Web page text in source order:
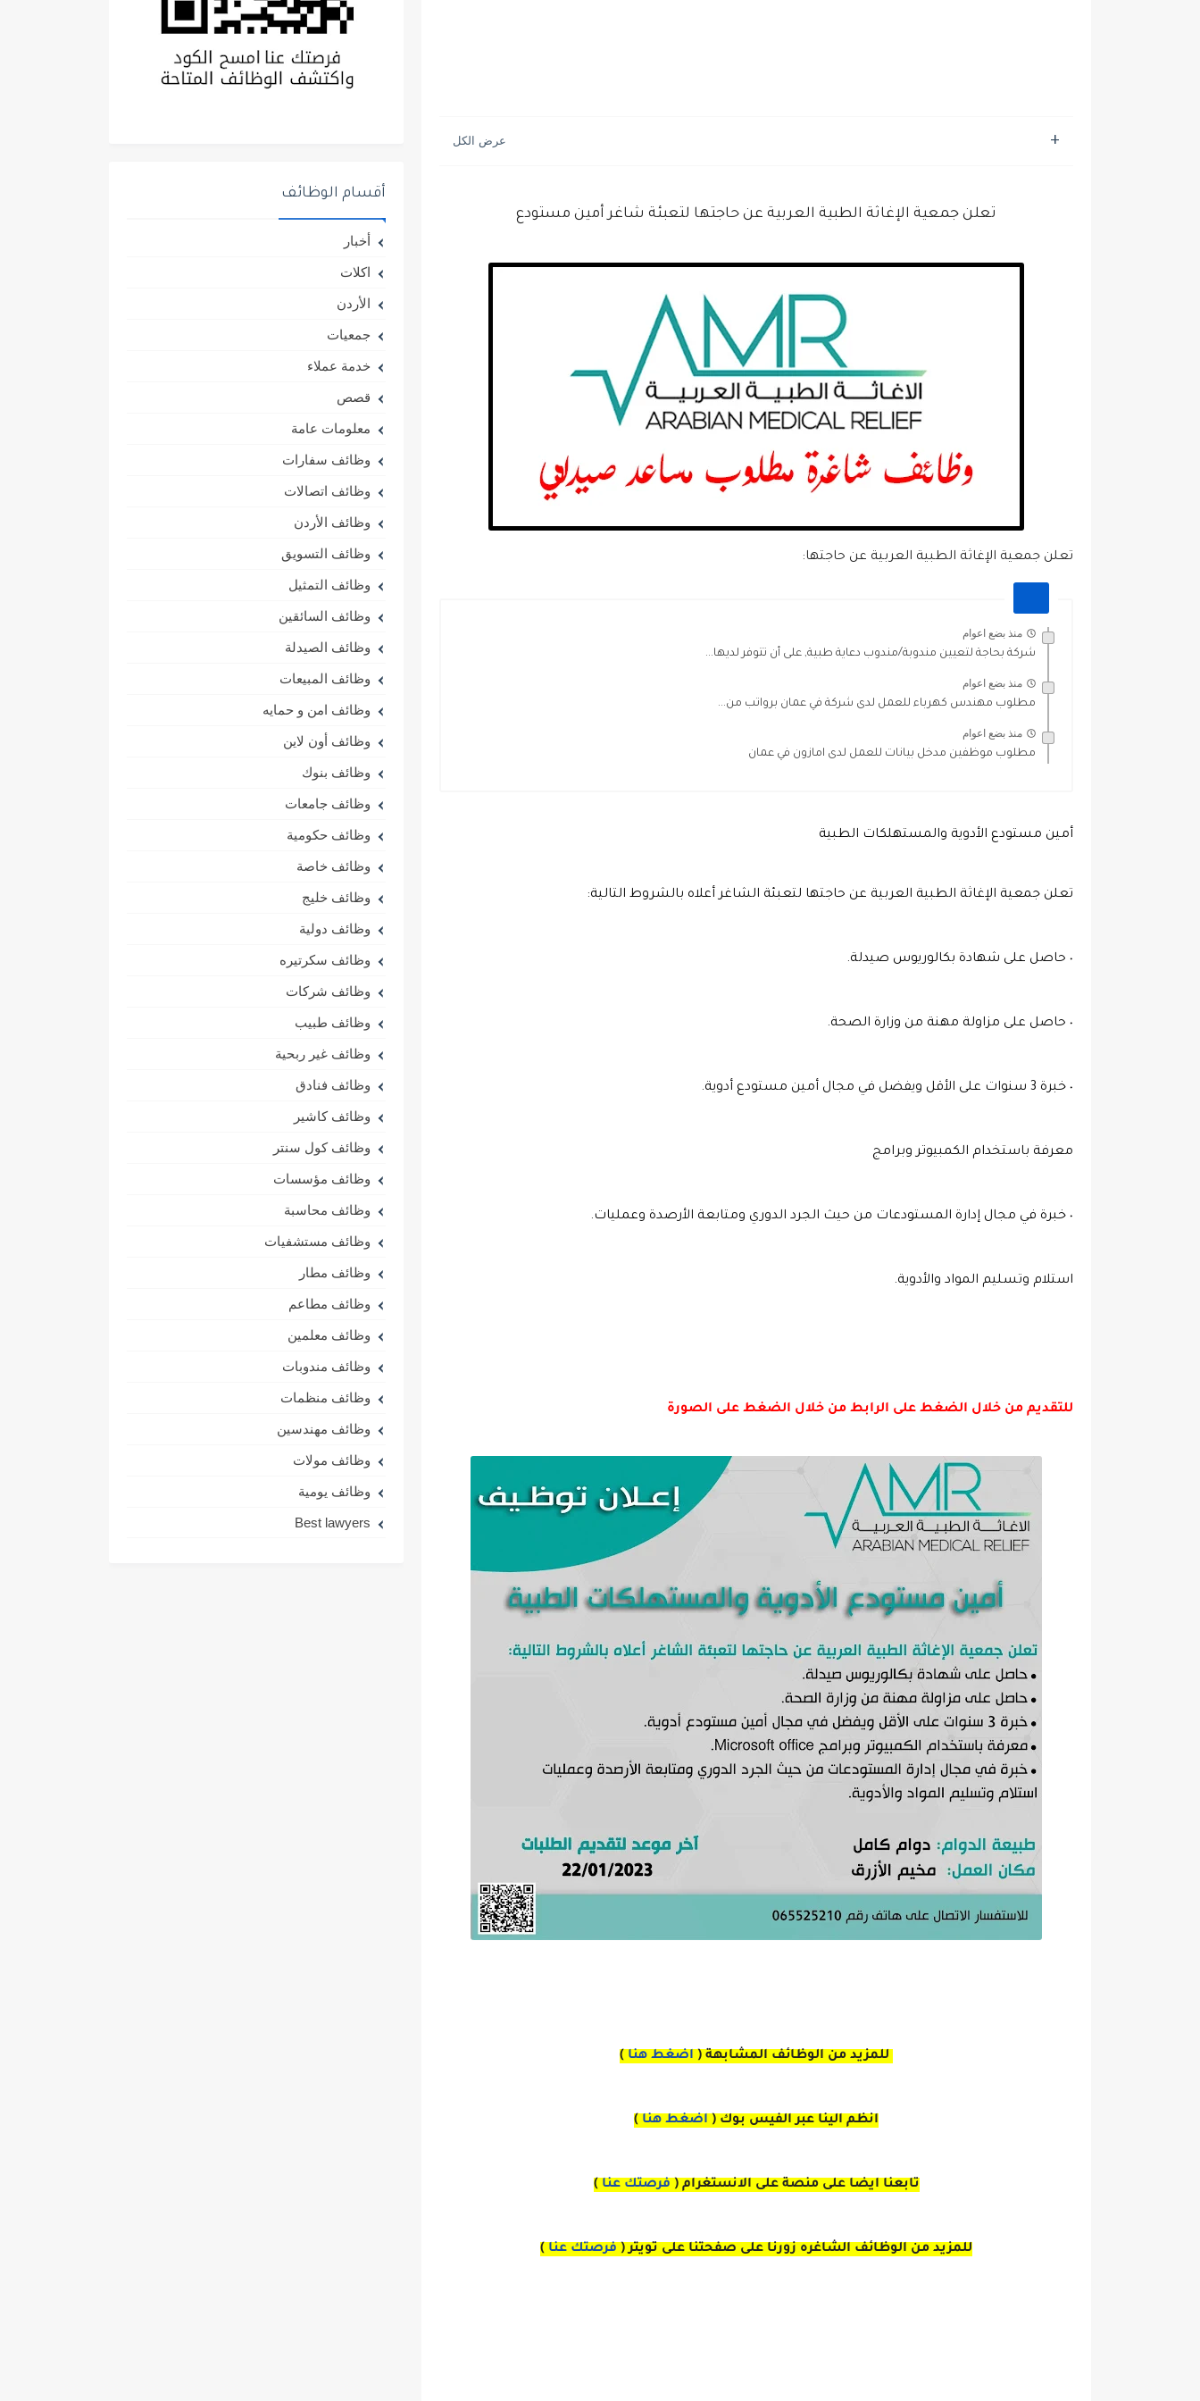
تعلن جمعية الإغاثة الطبية العربية عن حاجتها لتعبئة شاغر أمين مستودع
تعلن جمعية الإغاثة الطبية العربية عن حاجتها:
منذ بضع اعوام
شركة بحاجة لتعيين مندوبة/مندوب دعاية طبية, على أن تتوفر لديها...
منذ بضع اعوام
مطلوب مهندس كهرباء للعمل لدى شركة في عمان برواتب من...
منذ بضع اعوام
مطلوب موظفين مدخل بيانات للعمل لدى امازون في عمان
أمين مستودع الأدوية والمستهلكات الطبية
استلام وتسليم المواد والأدوية.
للتقديم من خلال الضغط على الرابط من خلال الضغط على الصورة
للمزيد من الوظائف المشابهة ( اضغط هنا )
انظم الينا عبر الفيس بوك ( اضغط هنا )
تابعنا ايضا على منصة على الانستغرام ( فرصتك عنا )
للمزيد من الوظائف الشاغره زورنا على صفحتنا على تويتر( فرصتك عنا )
أقسام الوظائف
أخبار
اكلات
الأردن
جمعيات
خدمة عملاء
قصص
معلومات عامة
وظائف سفارات
وظائف اتصالات
وظائف الأردن
وظائف التسويق
وظائف التمثيل
وظائف السائقين
وظائف الصيدلة
وظائف المبيعات
وظائف امن و حمايه
وظائف أون لاين
وظائف بنوك
وظائف جامعات
وظائف حكومية
وظائف خاصة
وظائف خليج
وظائف دولية
وظائف سكرتيره
وظائف شركات
وظائف طبيب
وظائف غير ربحية
وظائف فنادق
وظائف كاشير
وظائف كول سنتر
وظائف مؤسسات
وظائف محاسبة
وظائف مستشفيات
وظائف مطار
وظائف مطاعم
وظائف معلمين
وظائف مندوبات
وظائف منظمات
وظائف مهندسين
وظائف مولات
وظائف يومية
Best lawyers